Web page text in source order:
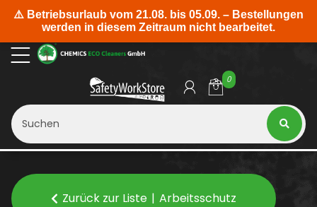
0
Zurück zur Liste Arbeitsschutz